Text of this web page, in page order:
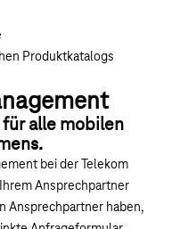
Produktkatalogs
alle mobilen
bei der Telekom
Ansprechpartner
Ansprechpartner haben,